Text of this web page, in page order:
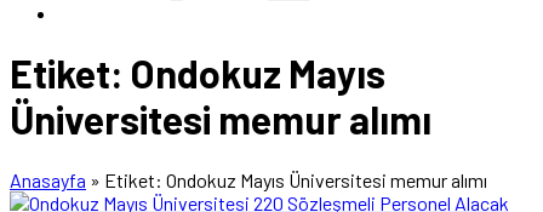
Etiket: Ondokuz Mayıs
Üniversitesi memur alımı
Anasayfa » Etiket: Ondokuz Mayıs Üniversitesi memur alımı